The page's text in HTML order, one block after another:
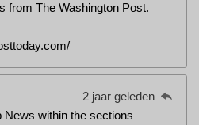
from The Washington Post.
2 jaar geleden
within the sections